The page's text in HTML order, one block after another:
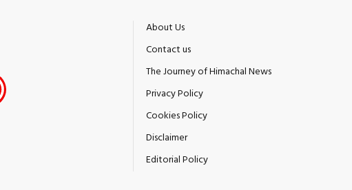
About Us
Contact us
The Journey of Himachal News
Privacy Policy
Cookies Policy
Disclaimer
Editorial Policy